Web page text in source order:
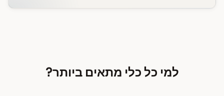
למי כל כלי מתאים ביותר?